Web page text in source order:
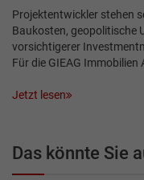
Projektentwickler stehen
Baukosten, geopolitische
vorsichtigerer
Für die GIEAG Immobilien
Jetzt lesen
Das könnte Sie